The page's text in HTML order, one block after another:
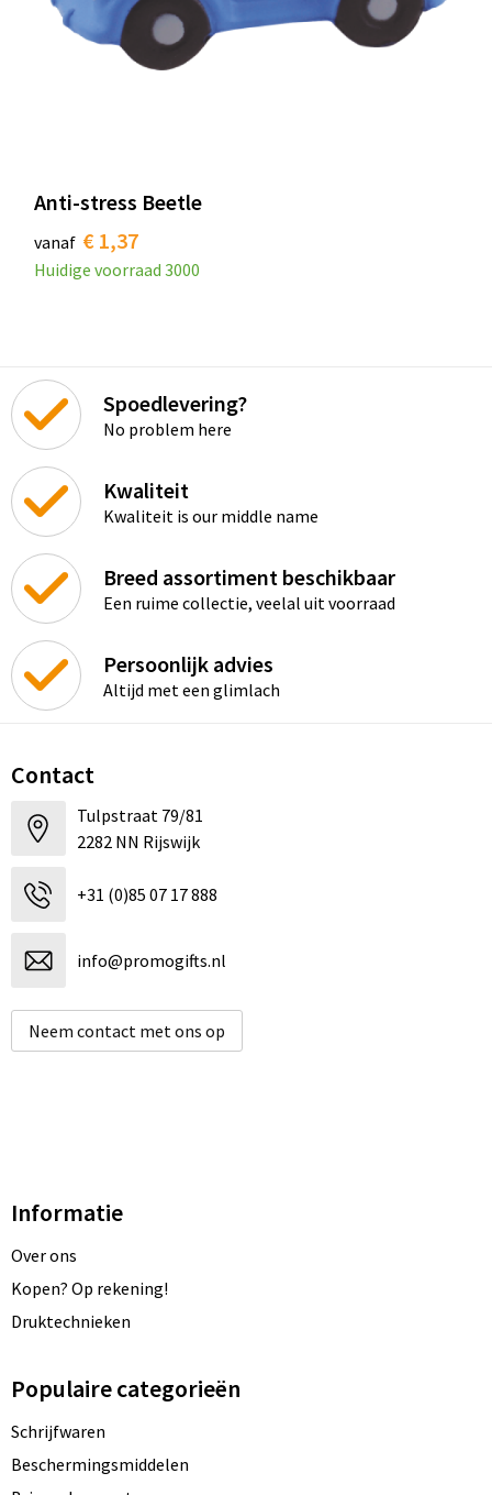
Anti-stress Beetle
vanaf € 1,37
Huidige voorraad 3000
Spoedlevering?
No problem here
Kwaliteit
Kwaliteit is our middle name
Breed assortiment beschikbaar
Een ruime collectie, veelal uit voorraad
Persoonlijk advies
Altijd met een glimlach
Contact
Tulpstraat 79/81
2282 NN Rijswijk
+31 (0)85 07 17 888
info@promogifts.nl
Neem contact met ons op
Informatie
Over ons
Kopen? Op rekening!
Druktechnieken
Populaire categorieën
Schrijfwaren
Beschermingsmiddelen